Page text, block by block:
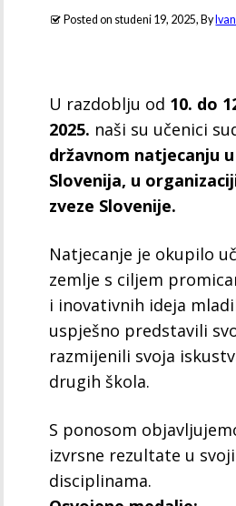
Posted on studeni 19, 2025, By
U razdoblju od 10. do
2025. naši su učenici
državnom natjecanju
Slovenija, u
zveze Slovenije.
Natjecanje je okupilo
zemlje s ciljem
i inovativnih ideja
uspješno predstavili
razmijenili svoja
drugih škola.
S ponosom
izvrsne rezultate u
disciplinama.